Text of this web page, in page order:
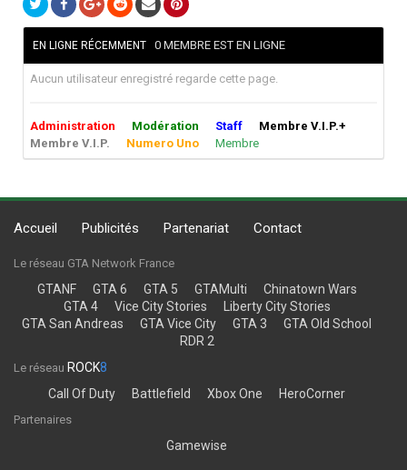
EN LIGNE RÉCEMMENT 0 MEMBRE EST EN LIGNE
Aucun utilisateur enregistré regarde cette page.
Administration Modération Staff
Membre V.I.P.+
Membre V.I.P.
Numero Uno Membre
Accueil Publicités Partenariat Contact
Le réseau GTA Network France
GTANF GTA 6 GTA 5 GTAMulti
Chinatown Wars
GTA 4
Vice City Stories
Liberty City Stories
GTA San Andreas
GTA Vice City GTA 3
GTA Old School
RDR 2
Le réseau ROCK8
Call Of Duty
Battlefield Xbox One HeroCorner
Partenaires
Gamewise